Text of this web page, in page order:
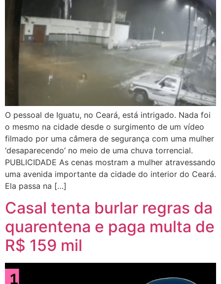
O pessoal de Iguatu, no Ceará, está intrigado. Nada foi
o mesmo na cidade desde o surgimento de um vídeo
filmado por uma câmera de segurança com uma mulher
‘desaparecendo’ no meio de uma chuva torrencial.
PUBLICIDADE As cenas mostram a mulher atravessando
uma avenida importante da cidade do interior do Ceará.
Ela passa na […]
Casal tenta burlar regras da
quarentena e paga multa de
R$ 159 mil